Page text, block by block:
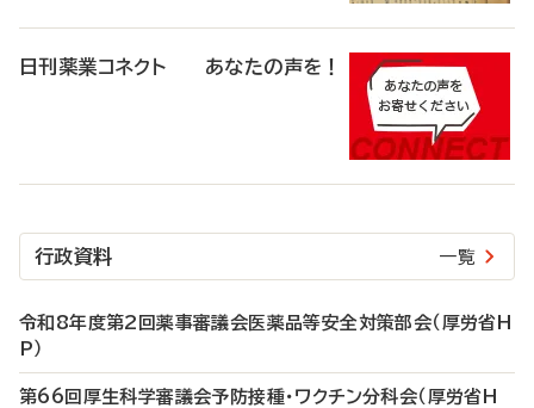
日刊薬業コネクト あなたの声を！
行政資料 一覧
令和8年度第2回薬事審議会医薬品等安全対策部会（厚労省H
P）
第66回厚生科学審議会予防接種・ワクチン分科会（厚労省H